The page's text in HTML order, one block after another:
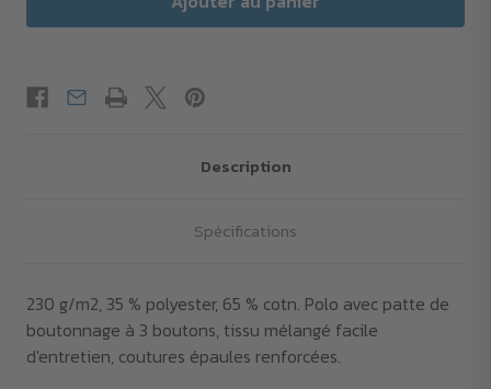
Description
Spécifications
230 g/m2, 35 % polyester, 65 % cotn. Polo avec patte de
boutonnage à 3 boutons, tissu mélangé facile
d'entretien, coutures épaules renforcées.